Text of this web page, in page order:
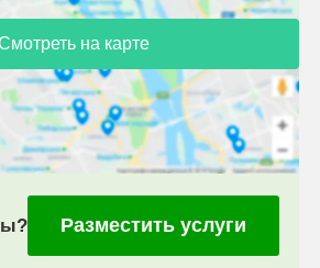
на карте
Разместить услуги